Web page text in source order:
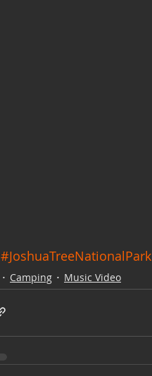
#JoshuaTreeNationalPark
Camping Music Video